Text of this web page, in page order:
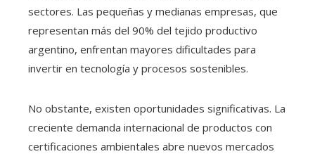
sectores. Las pequeñas y medianas empresas, que
representan más del 90% del tejido productivo
argentino, enfrentan mayores dificultades para
invertir en tecnología y procesos sostenibles.
No obstante, existen oportunidades significativas. La
creciente demanda internacional de productos con
certificaciones ambientales abre nuevos mercados